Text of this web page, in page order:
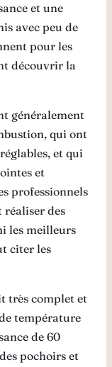
et une
avec peu de
pour les
découvrir la
généralement
qui ont
et qui
et
professionnels
réaliser des
les meilleurs
citer les
très complet et
température
de 60
pochoirs et